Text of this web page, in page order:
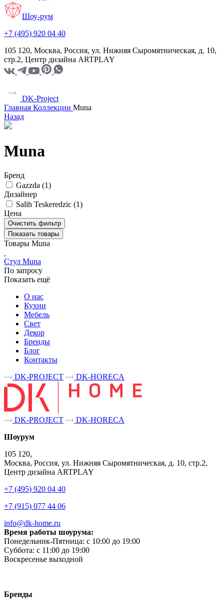
Шоу-рум
+7 (495) 920 04 40
105 120, Москва, Россия, ул. Нижняя Сыромятническая, д. 10,
стр.2, Центр дизайна ARTPLAY
DK-Project
Главная Коллекции Muna
Назад
Muna
Бренд
Gazzda (1)
Дизайнер
Salih Teskeredzic (1)
Цена
Очистить фильтр
Показать товары
Товары Muna
Стул Muna
По запросу
Показать ещё
О нас
Кухни
Мебель
Свет
Декор
Бренды
Блог
Контакты
DK-PROJECT
DK-HORECA
DK-PROJECT
DK-HORECA
Шоурум
105 120,
Москва, Россия, ул. Нижняя Сыромятническая, д. 10, стр.2,
Центр дизайна ARTPLAY
+7 (495) 920 04 40
+7 (915) 077 44 06
info@dk-home.ru
Время работы шоурума:
Понедельник-Пятница: c 10:00 до 19:00
Суббота: c 11:00 до 19:00
Воскресенье выходной
Бренды